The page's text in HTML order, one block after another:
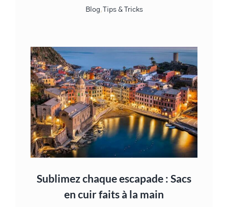
Blog,Tips & Tricks
Sublimez chaque escapade : Sacs
en cuir faits à la main